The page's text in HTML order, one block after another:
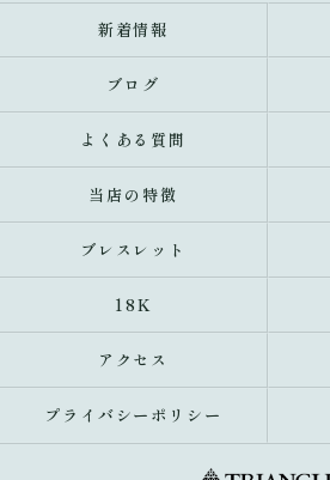
新着情報
ブログ
よくある質問
当店の特徴
ブレスレット
18K
アクセス
プライバシーポリシー